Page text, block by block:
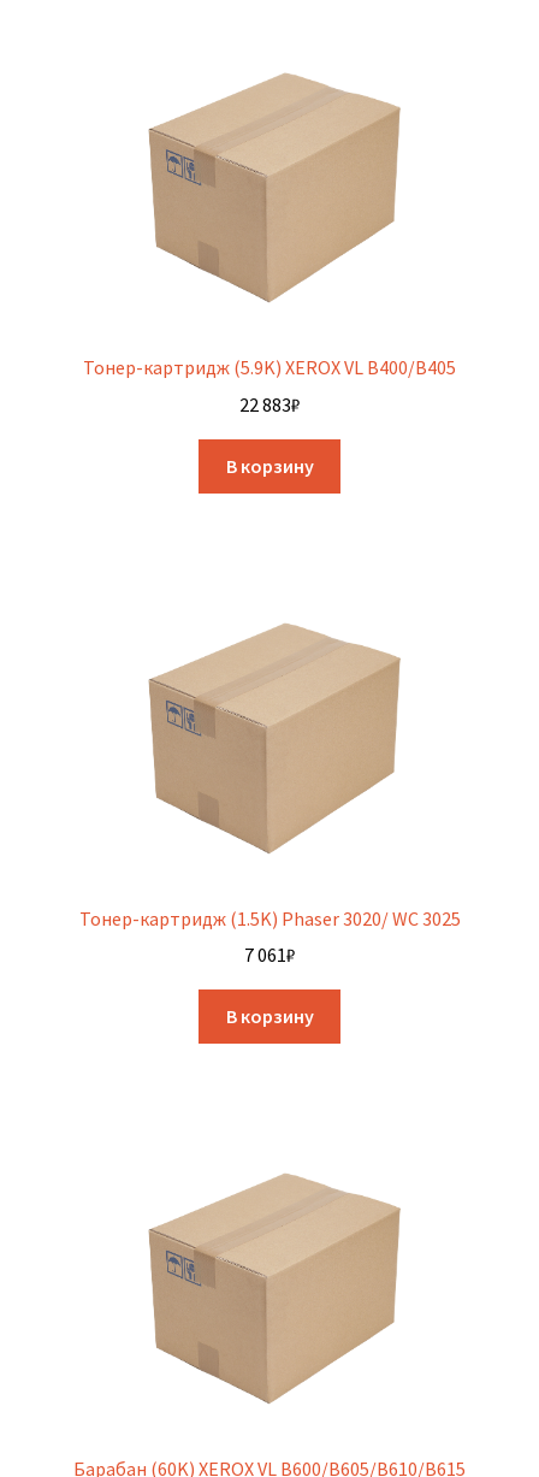
Тонер-картридж (5.9K) XEROX VL B400/B405
22 883₽
В корзину
Тонер-картридж (1.5K) Phaser 3020/ WC 3025
7 061₽
В корзину
Барабан (60K) XEROX VL B600/B605/B610/B615